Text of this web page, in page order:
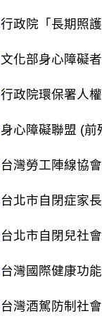
行政院「長期照
文化部身心障礙
行政院環保署人
身心障礙聯盟 (前
台灣勞工陣線協
台北市自閉症家
台北市自閉兒社
台灣國際健康功
台灣酒駕防制社